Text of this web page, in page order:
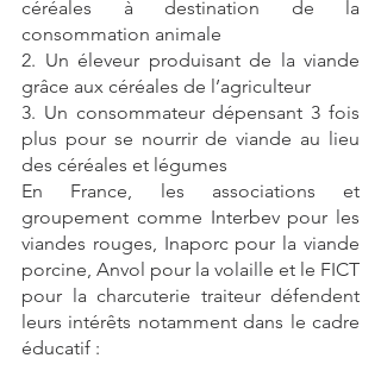
céréales à destination de la
consommation animale
2. Un éleveur produisant de la viande
grâce aux céréales de l’agriculteur
3. Un consommateur dépensant 3 fois
plus pour se nourrir de viande au lieu
des céréales et légumes
En France, les associations et
groupement comme Interbev pour les
viandes rouges, Inaporc pour la viande
porcine, Anvol pour la volaille et le FICT
pour la charcuterie traiteur défendent
leurs intérêts notamment dans le cadre
éducatif :